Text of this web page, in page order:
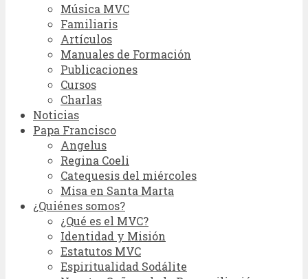
Música MVC
Familiaris
Artículos
Manuales de Formación
Publicaciones
Cursos
Charlas
Noticias
Papa Francisco
Angelus
Regina Coeli
Catequesis del miércoles
Misa en Santa Marta
¿Quiénes somos?
¿Qué es el MVC?
Identidad y Misión
Estatutos MVC
Espiritualidad Sodálite